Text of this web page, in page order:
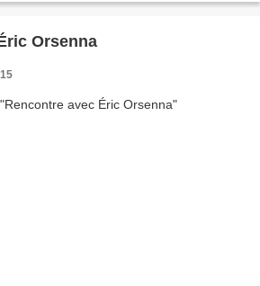
Orsenna